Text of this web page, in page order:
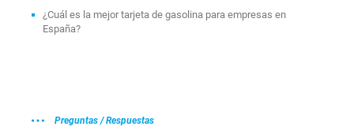
¿Cuál es la mejor tarjeta de gasolina para empresas en
España?
Preguntas / Respuestas